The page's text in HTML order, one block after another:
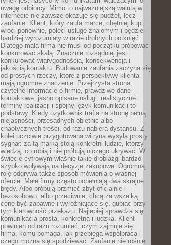
uwagę odbiorcy. Mimo to najważniejszą walutą w
internecie nie zawsze okazuje się budżet, lecz
zaufanie. Klient, który zaufa marce, chętniej kupi,
wróci ponownie, poleci usługę znajomym i będzie
bardziej wyrozumiały w razie drobnych potknięć.
Dlatego mała firma nie musi od początku próbować
konkurować skalą. Znacznie rozsądniej jest
konkurować wiarygodnością, konsekwencją i
jakością kontaktu. Budowanie zaufania zaczyna się
od prostych rzeczy, które z perspektywy klienta
mają ogromne znaczenie. Przejrzysta strona,
czytelne informacje o firmie, prawdziwe dane
kontaktowe, jasno opisane usługi, realistyczne
terminy realizacji i spójny język komunikacji to
podstawy. Kiedy użytkownik trafia na stronę pełną
niejasności, przesadnych obietnic albo
chaotycznych treści, od razu nabiera dystansu. Z
kolei uczciwie przygotowana witryna wysyła prosty
sygnał: za tą marką stoją konkretni ludzie, którzy
wiedzą, co robią i nie próbują niczego ukrywać. W
świecie cyfrowym właśnie takie drobiazgi bardzo
szybko wpływają na decyzje zakupowe. Ogromną
rolę odgrywa także sposób mówienia o własnej
ofercie. Małe firmy często popełniają dwa skrajne
błędy. Albo próbują brzmieć zbyt oficjalnie i
bezosobowo, albo przeciwnie, chcą za wszelką
cenę być zabawne i wyróżniające się, gubiąc przy
tym klarowność przekazu. Najlepiej sprawdza się
komunikacja prosta, konkretna i ludzka. Klient
powinien od razu rozumieć, czym zajmuje się
firma, komu pomaga, jak przebiega współpraca i
czego można się spodziewać. Zaufanie nie rośnie